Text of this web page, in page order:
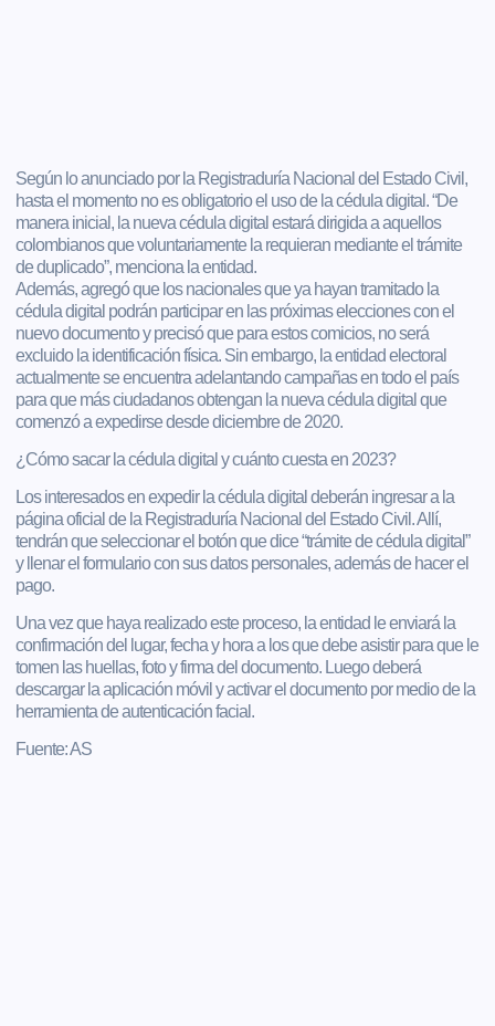
Según lo anunciado por la Registraduría Nacional del Estado Civil,
hasta el momento no es obligatorio el uso de la cédula digital. “De
manera inicial, la nueva cédula digital estará dirigida a aquellos
colombianos que voluntariamente la requieran mediante el trámite
de duplicado”, menciona la entidad.
Además, agregó que los nacionales que ya hayan tramitado la
cédula digital podrán participar en las próximas elecciones con el
nuevo documento y precisó que para estos comicios, no será
excluido la identificación física. Sin embargo, la entidad electoral
actualmente se encuentra adelantando campañas en todo el país
para que más ciudadanos obtengan la nueva cédula digital que
comenzó a expedirse desde diciembre de 2020.
¿Cómo sacar la cédula digital y cuánto cuesta en 2023?
Los interesados en expedir la cédula digital deberán ingresar a la
página oficial de la Registraduría Nacional del Estado Civil. Allí,
tendrán que seleccionar el botón que dice “trámite de cédula digital”
y llenar el formulario con sus datos personales, además de hacer el
pago.
Una vez que haya realizado este proceso, la entidad le enviará la
confirmación del lugar, fecha y hora a los que debe asistir para que le
tomen las huellas, foto y firma del documento. Luego deberá
descargar la aplicación móvil y activar el documento por medio de la
herramienta de autenticación facial.
Fuente: AS